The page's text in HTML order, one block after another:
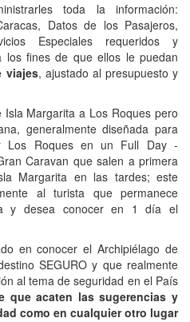
toda la información:
Datos de los Pasajeros,
Especiales requeridos y
los fines de que ellos le puedan
viajes, ajustado al presupuesto y
Margarita a Los Roques pero
generalmente diseñada para
Los Roques en un Full Day -
Caravan que salen a primera
Margarita en las tardes; este
al turista que permanece
y desea conocer en 1 día el
en conocer el Archipiélago de
SEGURO y que realmente
al tema de seguridad en el País
que acaten las sugerencias y
como en cualquier otro lugar